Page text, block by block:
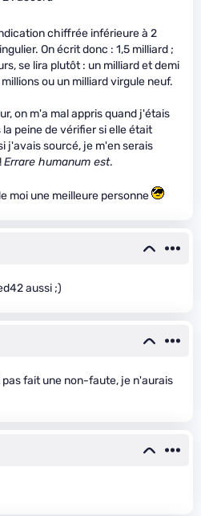
chiffrée inférieure à 2
On écrit donc : 1,5 milliard ;
se lira plutôt : un milliard et demi
ou un milliard virgule neuf.
on m'a mal appris quand j'étais
peine de vérifier si elle était
j'avais sourcé, je m'en serais
Errare humanum est.
moi une meilleure personne
aussi ;)
pas fait une non-faute, je n'aurais